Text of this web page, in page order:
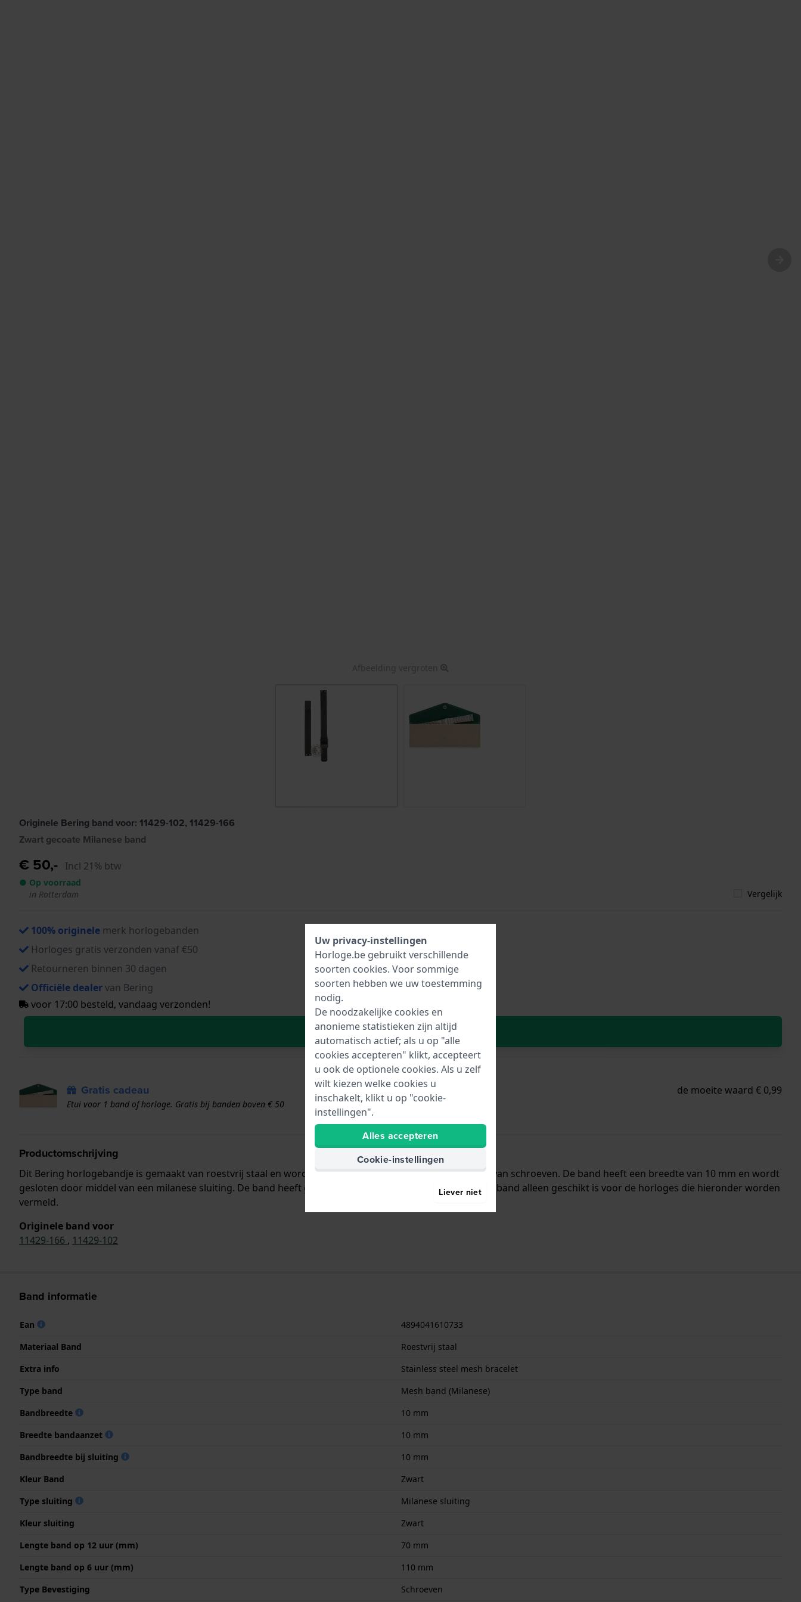
Afbeelding vergroten
Originele Bering band voor: 11429-102, 11429-166
Zwart gecoate Milanese band
€ 50,- Incl 21% btw
● Op voorraad
in Rotterdam
Vergelijk
100% originele merk horlogebanden
Horloges gratis verzonden vanaf €50
Retourneren binnen 30 dagen
Officiële dealervan Bering
voor 17:00 besteld, vandaag verzonden!
In Winkelwagen
Gratis cadeau de moeite waard € 0,99
Etui voor 1 band of horloge. Gratis bij banden boven € 50
Productomschrijving
Dit Bering horlogebandje is gemaakt van roestvrij staal en wordt aan het horloge bevestigd door middel van schroeven. De band heeft een breedte van 10 mm en wordt
gesloten door middel van een milanese sluiting. De band heeft geen rechte aanzet wat betekent dat deze band alleen geschikt is voor de horloges die hieronder worden
vermeld.
Originele band voor
11429-166 , 11429-102
Band informatie
Ean
4894041610733
Materiaal Band
Roestvrij staal
Extra info
Stainless steel mesh bracelet
Type band
Mesh band (Milanese)
Bandbreedte
10 mm
Breedte bandaanzet
10 mm
Bandbreedte bij sluiting
10 mm
Kleur Band
Zwart
Type sluiting
Milanese sluiting
Kleur sluiting
Zwart
Lengte band op 12 uur (mm)
70 mm
Lengte band op 6 uur (mm)
110 mm
Type Bevestiging
Schroeven
Uw privacy-instellingen
Horloge.be gebruikt verschillende
soorten cookies. Voor sommige
soorten hebben we uw toestemming
nodig.
De noodzakelijke cookies en
anonieme statistieken zijn altijd
automatisch actief; als u op "alle
cookies accepteren" klikt, accepteert
u ook de optionele cookies. Als u zelf
wilt kiezen welke cookies u
inschakelt, klikt u op "cookie-
instellingen".
Alles accepteren
Cookie-instellingen
Liever niet